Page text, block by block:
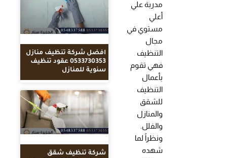
مدربة علي
أعلي
مستوي في
مجال
التنظيف
فهي تقوم
بأعمال
التنظيف
للشقق
والمنازل
والفلل.
ونظراً لما
شهده
افضل شركة تنظيف منازل
0533730353 عقود تنظيف
سنوية للمنازل
شركة تنظيف شقق